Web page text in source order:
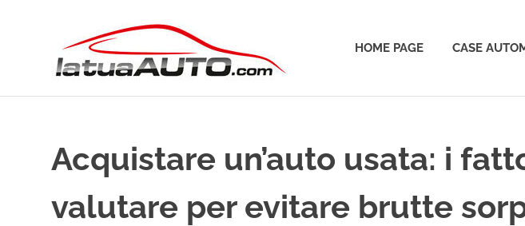
HOME PAGE CASE
Acquistare un’auto usata: i
valutare per evitare brutte